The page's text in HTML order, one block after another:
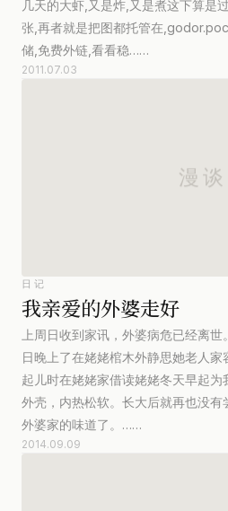
几天的大虾,又是炸,又是煮这下算是
张,再者就是把图都托管在
储,免费外链,看看稳……
2011.07.03
日记
我亲爱的外婆走好
上周日收到家讯，外婆病危已经离
日晚上了在姥姥棺木外静思她老人
起儿时在姥姥家借读姥姥冬天早起
外壳，内热松软。长大后就再也没
外婆家的味道了。……
2014.09.09